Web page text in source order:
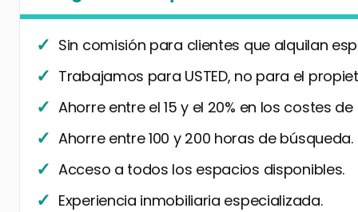
Sin comisión para clientes que alquilan
Trabajamos para USTED, no para el
Ahorre entre el 15 y el 20% en los costes
Ahorre entre 100 y 200 horas de búsqueda.
Acceso a todos los espacios disponibles.
Experiencia inmobiliaria especializada.